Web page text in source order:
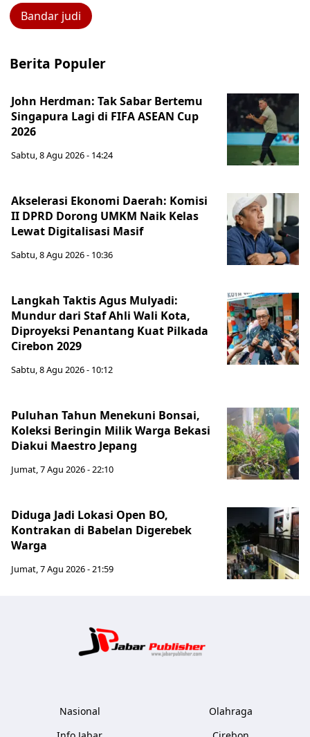
Bandar judi
Berita Populer
John Herdman: Tak Sabar Bertemu
Singapura Lagi di FIFA ASEAN Cup
2026
Sabtu, 8 Agu 2026 - 14:24
Akselerasi Ekonomi Daerah: Komisi
II DPRD Dorong UMKM Naik Kelas
Lewat Digitalisasi Masif
Sabtu, 8 Agu 2026 - 10:36
Langkah Taktis Agus Mulyadi:
Mundur dari Staf Ahli Wali Kota,
Diproyeksi Penantang Kuat Pilkada
Cirebon 2029
Sabtu, 8 Agu 2026 - 10:12
Puluhan Tahun Menekuni Bonsai,
Koleksi Beringin Milik Warga Bekasi
Diakui Maestro Jepang
Jumat, 7 Agu 2026 - 22:10
Diduga Jadi Lokasi Open BO,
Kontrakan di Babelan Digerebek
Warga
Jumat, 7 Agu 2026 - 21:59
Nasional
Olahraga